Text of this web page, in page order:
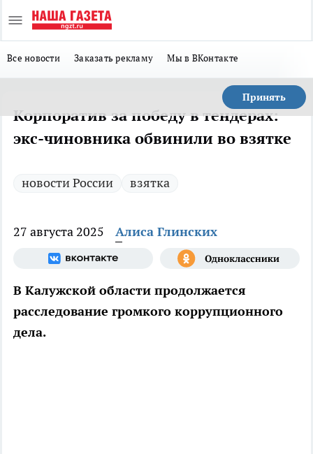
Все новости Заказать рекламу Мы в ВКонтакте
Принять
Корпоратив за победу в тендерах:
экс-чиновника обвинили во взятке
новости России взятка
27 августа 2025 Алиса Глинских
В Калужской области продолжается
расследование громкого коррупционного
дела.